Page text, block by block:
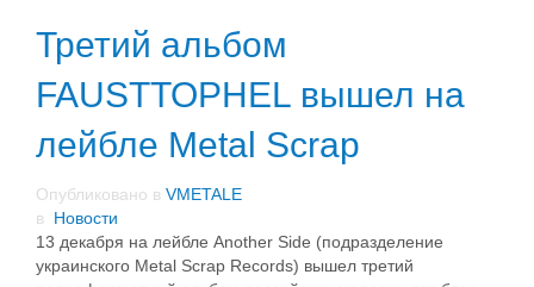
Третий альбом
FAUSTTOPHEL вышел на
лейбле Metal Scrap
Опубликовано в VMETALE
в Новости
13 декабря на лейбле Another Side (подразделение
украинского Metal Scrap Records) вышел третий